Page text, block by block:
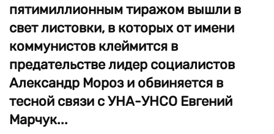
пятимиллионным тиражом вышли в
свет листовки, в которых от имени
коммунистов клеймится в
предательстве лидер социалистов
Александр Мороз и обвиняется в
тесной связи с УНА-УНСО Евгений
Марчук...